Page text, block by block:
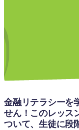
金融リテラシーを
せん！このレッス
ついて、生徒に段